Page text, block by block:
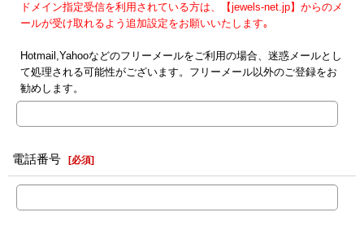
ドメイン指定受信を利用されている方は、【jewels-net.jp】からのメ
ールが受け取れるよう追加設定をお願いいたします｡
Hotmail,Yahooなどのフリーメールをご利用の場合、迷惑メールとし
て処理される可能性がございます。フリーメール以外のご登録をお
勧めします。
電話番号 [必須]